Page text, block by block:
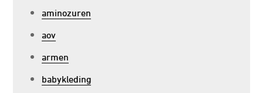
aminozuren
aov
armen
babykleding